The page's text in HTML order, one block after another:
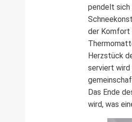
pendelt sich
der Komfort
Herzstück
serviert wird
Das Ende
wird, was